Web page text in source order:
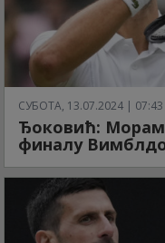
СУБОТА, 13.07.2024 | 07:43
Ђоковић: Морам
финалу